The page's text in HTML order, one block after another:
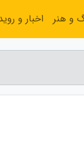
و هنر اخبار و